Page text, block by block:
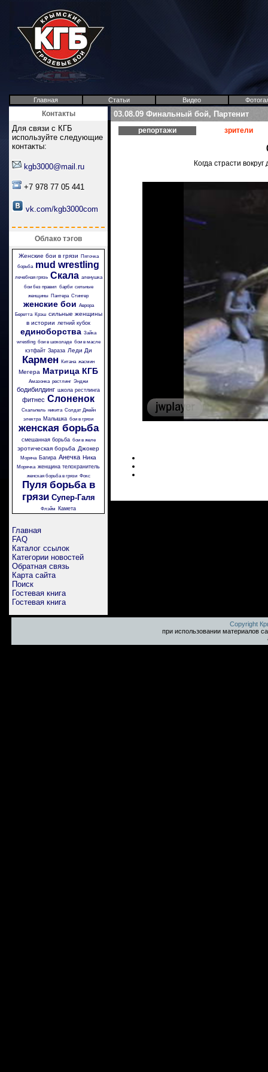
Главная Статьи Видео
Контакты
Для связи с КГБ
используйте следующие
контакты:
kgb3000@mail.ru
+7 978 77 05 441
vk.com/kgb3000com
Облако тэгов
Женские бои в грязи
Пяточка
борьба mud wrestling
лечебная грязь Скала аленушка
бои без правил барби сильные
женщины Пантера Стингер
женские бои Аврора
Беретта
Крэш сильные женщины
в истории летний кубок
единоборства Зайка
wrestling бои в шоколаде бои в масле
кэтфайт Зараза Леди Ди
Кармен Китана жасмин
Мегера Матрица КГБ
Амазонка рестлинг Энджи
бодибилдинг школа рестлинга
фитнес Слоненок
Скальпель никита Солдат Джейн
электра Малышка бои в грязи
женская борьба
смешанная борьба бои в желе
эротическая борьба Джокер
Моряча Багира Анечка Ника
Морячка женщина телохранитель
женская борьба в грязи Фокс
Пуля борьба в
грязи Супер-Галя
Флэйм Камета
Главная
FAQ
Каталог ссылок
Категории новостей
Обратная связь
Карта сайта
Поиск
Гостевая книга
Гостевая книга
03.08.09 Финальный бой, Партенит
репортажи зрители
Когда страсти
Copyright
при использовании материалов